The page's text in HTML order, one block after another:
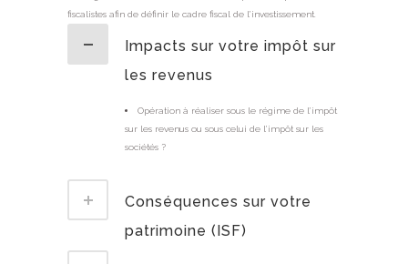
fiscalistes afin de définir le cadre fiscal de l’investissement.
Impacts sur votre impôt sur
les revenus
Opération à réaliser sous le régime de l’impôt
sur les revenus ou sous celui de l’impôt sur les
sociétés ?
Conséquences sur votre
patrimoine (ISF)